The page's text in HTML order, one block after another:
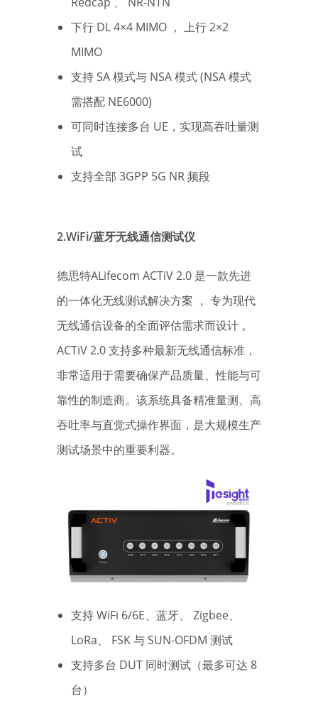
下行 DL 4×4 MIMO ， 上行 2×2
MIMO
支持 SA 模式与 NSA 模式 (NSA 模式
需搭配 NE6000)
可同时连接多台 UE，实现高吞吐量测
试
支持全部 3GPP 5G NR 频段
2.WiFi/蓝牙无线通信测试仪
德思特ALifecom ACTiV 2.0 是一款先进
的一体化无线测试解决方案 ， 专为现代
无线通信设备的全面评估需求而设计 。
ACTiV 2.0 支持多种最新无线通信标准，
非常适用于需要确保产品质量、性能与可
靠性的制造商。该系统具备精准量测、高
吞吐率与直觉式操作界面，是大规模生产
测试场景中的重要利器。
支持 WiFi 6/6E、蓝牙、 Zigbee、
LoRa、 FSK 与 SUN-OFDM 测试
支持多台 DUT 同时测试（最多可达 8
台）